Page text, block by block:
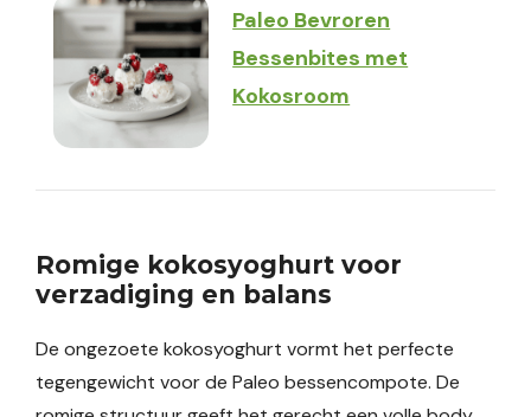
Paleo Bevroren
Bessenbites met
Kokosroom
Romige kokosyoghurt voor
verzadiging en balans
De ongezoete kokosyoghurt vormt het perfecte
tegengewicht voor de Paleo bessencompote. De